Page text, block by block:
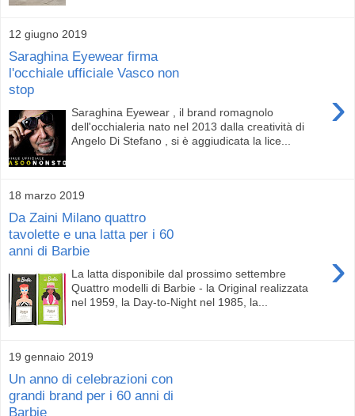
12 giugno 2019
Saraghina Eyewear firma
l'occhiale ufficiale Vasco non
stop
›
Saraghina Eyewear , il brand romagnolo
dell'occhialeria nato nel 2013 dalla creatività di
Angelo Di Stefano , si è aggiudicata la lice...
18 marzo 2019
Da Zaini Milano quattro
tavolette e una latta per i 60
anni di Barbie
›
La latta disponibile dal prossimo settembre
Quattro modelli di Barbie - la Original realizzata
nel 1959, la Day-to-Night nel 1985, la...
19 gennaio 2019
Un anno di celebrazioni con
grandi brand per i 60 anni di
Barbie